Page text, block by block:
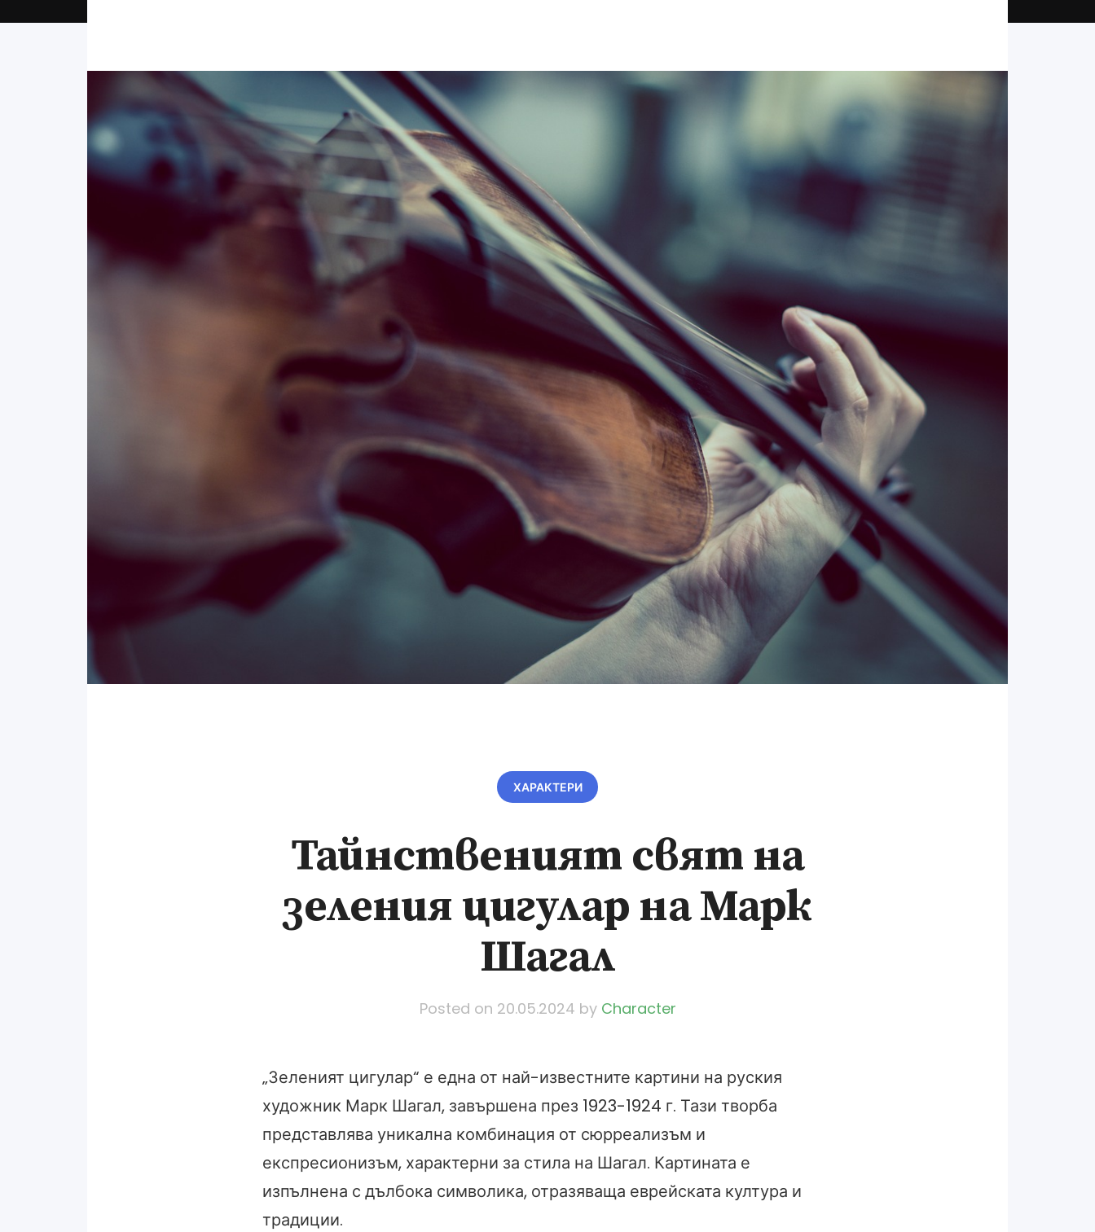
ХАРАКТЕРИ
Тайнственият свят на
зеления цигулар на Марк
Шагал
Posted on 20.05.2024 by Character
„Зеленият цигулар“ е една от най-известните картини на руския
художник Марк Шагал, завършена през 1923-1924 г. Тази творба
представлява уникална комбинация от сюрреализъм и
експресионизъм, характерни за стила на Шагал. Картината е
изпълнена с дълбока символика, отразяваща еврейската култура и
традиции.